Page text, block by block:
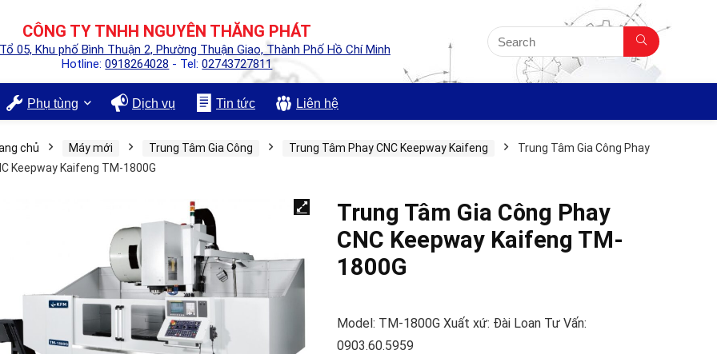
CÔNG TY TNHH NGUYÊN THĂNG PHÁT
05, Khu phố Bình Thuận 2, Phường Thuận Giao, Thành Phố Hồ Chí Minh
Hotline:0918264028 - Tel:02743727811
Phụ tùng Dịch vụ Tin tức Liên hệ
chủ Máy mới Trung Tâm Gia Công Trung Tâm Phay CNC Keepway Kaifeng
Trung Tâm Gia Công Phay
Keepway Kaifeng TM-1800G
Trung Tâm Gia Công Phay
CNC Keepway Kaifeng TM-
1800G
Model: TM-1800G Xuất xứ: Đài Loan Tư Vấn:
0903.60.5959